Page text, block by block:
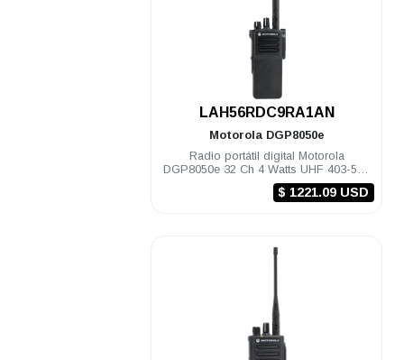
LAH56RDC9RA1AN
Motorola DGP8050e
Radio portátil digital Motorola
DGP8050e 32 Ch 4 Watts UHF 403-527
Mhz c/gps NKP
$ 1221.09 USD